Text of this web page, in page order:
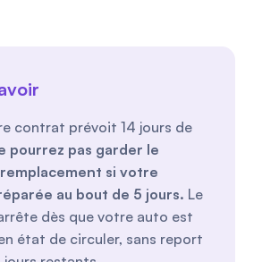
contrat prévoit 14 jours de
pourrez pas garder le
si votre
au bout de 5 jours. Le
dès que votre auto est
état de circuler, sans report